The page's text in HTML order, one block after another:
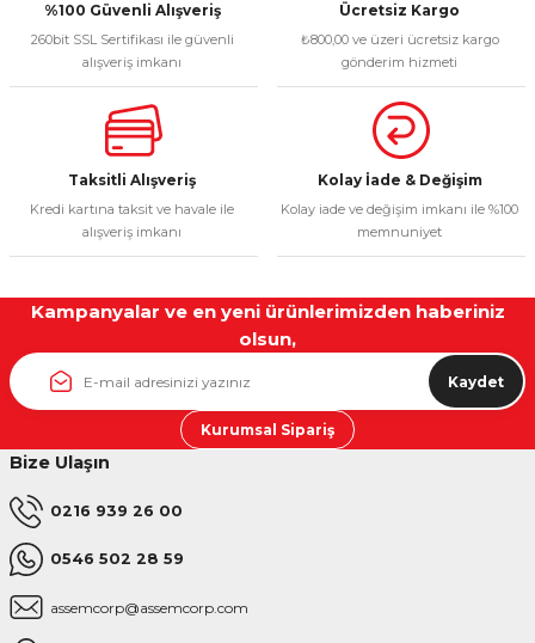
%100 Güvenli Alışveriş
260bit SSL Sertifikası ile güvenli
alışveriş imkanı
Ücretsiz Kargo
₺800,00 ve üzeri ücretsiz kargo
gönderim hizmeti
Taksitli Alışveriş
Kredi kartına taksit ve havale ile
alışveriş imkanı
Kolay İade & Değişim
Kolay iade ve değişim imkanı ile %100
memnuniyet
Kampanyalar ve en yeni ürünlerimizden haberiniz
olsun,
Kaydet
Kurumsal Sipariş
Bize Ulaşın
0216 939 26 00
0546 502 28 59
assemcorp@assemcorp.com